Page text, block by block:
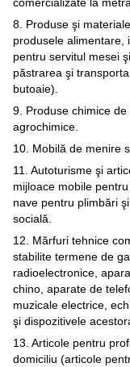
comercializate la
8. Produse şi
produsele alimentare,
pentru servitul mesei
păstrarea şi
butoaie).
9. Produse chimice
agrochimice.
10. Mobilă de menire
11. Autoturisme şi
mijloace mobile
nave pentru plimbări
socială.
12. Mărfuri tehnice
stabilite termene de
radioelectronice,
chino, aparate de
muzicale electrice,
şi dispozitivele
13. Articole pentru
domiciliu (articole